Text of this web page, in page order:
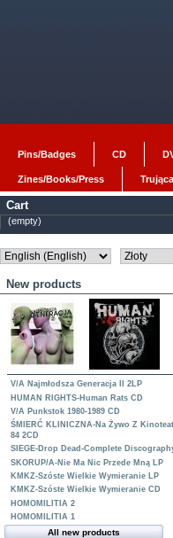
Pins/Badges CD
Zines/Books/Press
Cart
(empty)
New products
V/A Najmłodsza Generacja II 2LP
HUMAN RIGHTS-Human Rats CD
V/A Punkstok 1980-1989 CD
ŚMIERĆ KLINICZNA-Na Żywo Z
84 2CD
SIEGE-Drop Dead-Complete
SKORUP/A-Nie Ma Nic Przede Mną LP
KMKZ-Szóste Wielkie Wymieranie LP
KMKZ-Szóste Wielkie Wymieranie CD
HOMOMILITIA 2
HOMOMILITIA 1
All new products